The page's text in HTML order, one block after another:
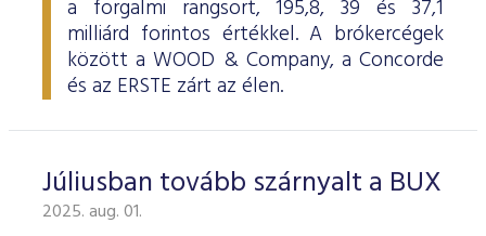
a forgalmi rangsort, 195,8, 39 és 37,1
milliárd forintos értékkel. A brókercégek
között a WOOD & Company, a Concorde
és az ERSTE zárt az élen.
Júliusban tovább szárnyalt a BUX
2025. aug. 01.